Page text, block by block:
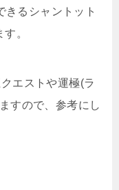
きるシャントット
。
エストや運極(ラ
すので、参考にし